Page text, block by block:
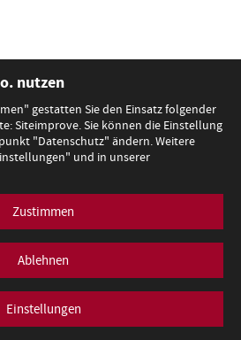
nutzen
gestatten Sie den Einsatz folgender
Siteimprove. Sie können die Einstellung
"Datenschutz" ändern. Weitere
und in unserer
Zustimmen
Ablehnen
Einstellungen